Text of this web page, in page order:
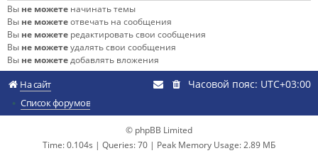
Вы не можете начинать темы
Вы не можетеотвечать на сообщения
Вы не можете редактировать свои сообщения
Вы не можетеудалять свои сообщения
Вы не можетедобавлять вложения
На сайт
Список форумов
Часовой пояс: UTC+03:00
© phpBB Limited
Time: 0.104s | Queries: 70 | Peak Memory Usage: 2.89 МБ